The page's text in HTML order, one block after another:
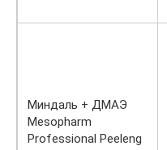
Миндаль + ДМАЭ
Mesopharm
Professional Peeleng